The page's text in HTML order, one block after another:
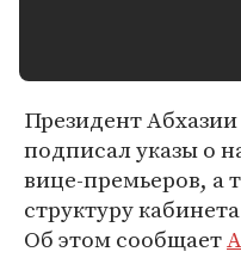
Президент
подписал указы о
вице-премьеров, а
структуру
Об этом сообщает